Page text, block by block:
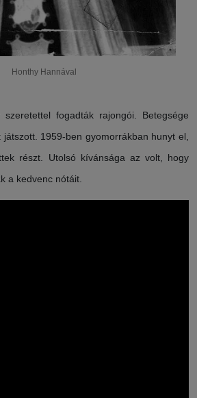
Honthy Hannával
fogadták rajongói. Betegsége
1959-ben gyomorrákban hunyt el,
részt. Utolsó kívánsága az volt, hogy
a kedvenc nótáit.